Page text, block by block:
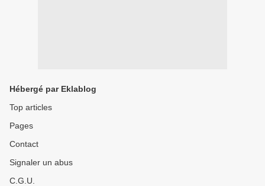
Hébergé par Eklablog
Top articles
Pages
Contact
Signaler un abus
C.G.U.